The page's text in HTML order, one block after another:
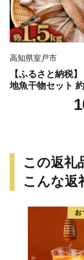
高知県室戸市
【ふるさと納税】
地魚干物セット
しみ 干物 おかず
魚介類 惣菜 傷あ
この返礼
こんな返